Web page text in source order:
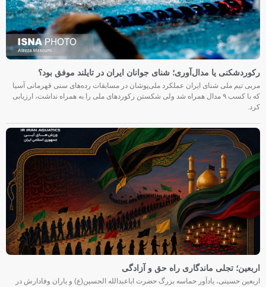
رکوردشکنی یا مدال‌آوری؛ شنای جوانان ایران در تایلند موفق بود؟
مربی تیم ملی شنای ایران عملکرد ملی‌پوشان در مسابقات رده‌های سنی قهرمانی آسیا
که با کسب ۹ مدال همراه شد ولی شکستن رکوردهای ملی را به همراه نداشت، ارزیابی
کرد.
اربعین؛ تجلی ماندگاری راه حق و آزادگی
اربعین حسینی، یادآور حماسه بزرگ حضرت اباعبدالله الحسین(ع) و یاران وفادارش در